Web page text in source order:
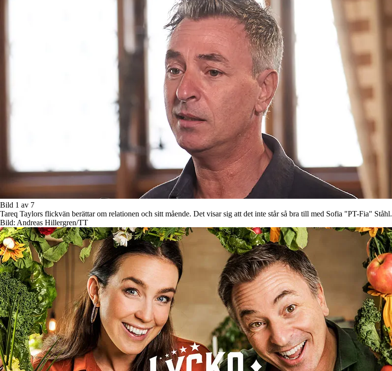
Bild 1 av 7
Tareq Taylors flickvän berättar om relationen och sitt mående. Det visar sig att det inte står så bra till med Sofia "PT-Fia" Ståhl.
Bild: Andreas Hillergren/TT